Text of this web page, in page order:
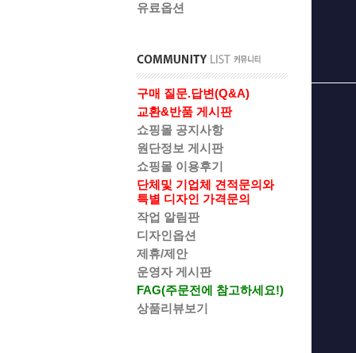
유료옵션
구매 질문.답변(Q&A)
교환&반품 게시판
쇼핑몰 공지사항
원단정보 게시판
쇼핑몰 이용후기
단체및 기업체 견적문의와
특별 디자인 가격문의
작업 알림판
디자인옵션
제휴/제안
운영자 게시판
FAG(주문전에 참고하세요!)
상품리뷰보기